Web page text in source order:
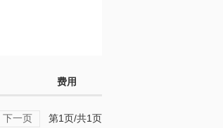
费用
下一页 第1页/共1页